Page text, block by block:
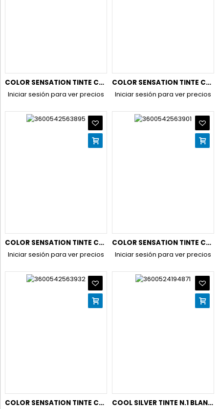
COLOR SENSATION TINTE COLOR SHAMPOO RETOUCH 1.0 NEGRO
Iniciar sesión para ver precios
COLOR SENSATION TINTE COLOR SHAMPOO RETOUCH 3.0 CASTAÑO OSC.
Iniciar sesión para ver precios
COLOR SENSATION TINTE COLOR SHAMPOO RETOUCH 4.0 CASTAÑO
Iniciar sesión para ver precios
COLOR SENSATION TINTE COLOR SHAMPOO RETOUCH 5.0 CASTAÑO CLA.
Iniciar sesión para ver precios
COLOR SENSATION TINTE COLOR SHAMPOO RETOUCH 7.0 RUBIO COOL SILVER TINTE N.1 BLANCO PURO